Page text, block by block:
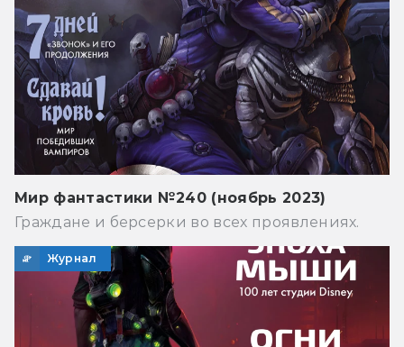
Мир фантастики №240 (ноябрь 2023)
Граждане и берсерки во всех проявлениях.
Журнал